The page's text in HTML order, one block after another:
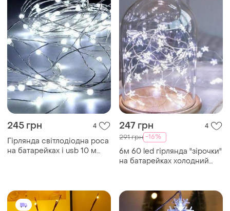
245 грн 4
Гірлянда світлодіодна роса
на батарейках і usb 10 м
247 грн 4
291 грн -16%
6м 60 led гірлянда "зірочки"
на батарейках холодний